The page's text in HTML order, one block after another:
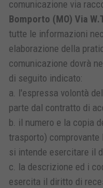
comunicazione via
Bomporto (MO) Via
tutte le informazioni
elaborazione della
comunicazione dovrà
di seguito indicato:
a. l'espressa volontà
parte dal contratto di
b. il numero e la copia
trasporto)
si intende esercitare il
c. la descrizione ed i
esercita il diritto di